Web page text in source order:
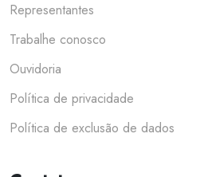
Representantes
Trabalhe conosco
Ouvidoria
Política de privacidade
Política de exclusão de dados